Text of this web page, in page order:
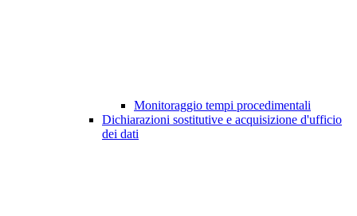
Monitoraggio tempi procedimentali
Dichiarazioni sostitutive e acquisizione d'ufficio
dei dati